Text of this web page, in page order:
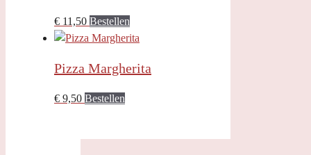
€ 11,50 Bestellen
Pizza Margherita
€ 9,50 Bestellen